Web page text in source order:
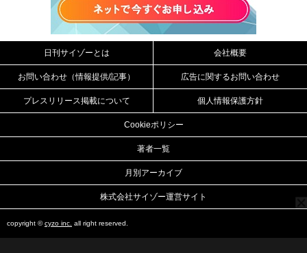
日刊サイゾーとは 会社概要
お問い合わせ（情報提供/記事） 広告に関するお問い合わせ
プレスリリース掲載について 個人情報保護方針
Cookieポリシー
著者一覧
月別アーカイブ
株式会社サイゾー運営サイト
copyright ©cyzo inc. all right reserved.